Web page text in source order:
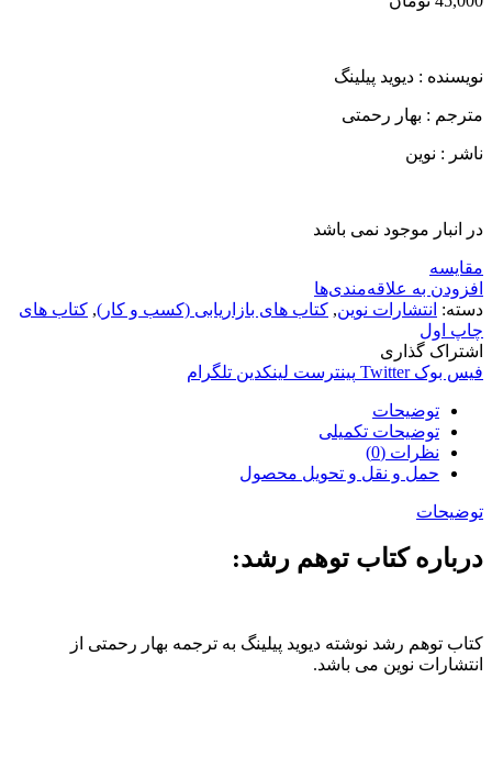
نویسنده : ديويد پيلينگ
مترجم : بهار رحمتی
ناشر : نوین
در انبار موجود نمی باشد
مقایسه
افزودن به علاقه‌مندی‌ها
دسته: انتشارات نوین, کتاب های بازاریابی (کسب و کار), کتاب های
چاپ اول
اشتراک گذاری
فیس بوک Twitter پینترست لینکدین تلگرام
توضیحات
توضیحات تکمیلی
نظرات (0)
حمل و نقل و تحویل محصول
توضیحات
درباره کتاب توهم رشد:
کتاب توهم رشد نوشته دیوید پیلینگ به ترجمه بهار رحمتی از
انتشارات نوین می باشد.